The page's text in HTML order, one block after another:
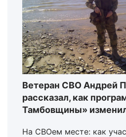
Ветеран СВО Андрей
рассказал, как
Тамбовщины»
На СВОем месте: как